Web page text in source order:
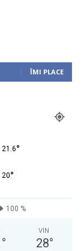
ÎMI PLACE
21.6°
20°
100 %
°
VIN
28°